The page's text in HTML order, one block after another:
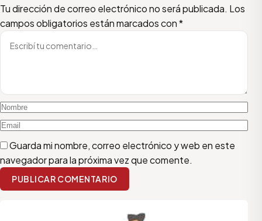
Tu dirección de correo electrónico no será publicada. Los
campos obligatorios están marcados con*
Escribí tu comentario
Nombre
Email
Guarda mi nombre, correo electrónico y web en este
navegador para la próxima vez que comente.
PUBLICAR COMENTARIO